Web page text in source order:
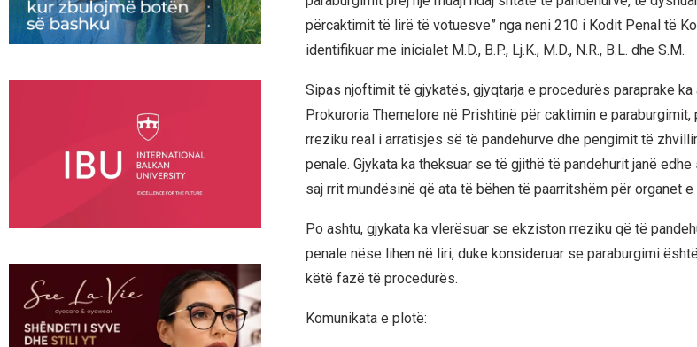
përcaktimit të lirë të votuesve” nga neni 210 i Kodit Penal të
identifikuar me inicialet M.D., B.P., Lj.K., M.D., N.R., B.L. dhe S.M.
Sipas njoftimit të gjykatës, gjyqtarja e procedurës paraprake ka
Prokuroria Themelore në Prishtinë për caktimin e
rreziku real i arratisjes së të pandehurve dhe pengimit të
penale. Gjykata ka theksuar se të gjithë të pandehurit janë
saj rrit mundësinë që ata të bëhen të paarritshëm për organet
Po ashtu, gjykata ka vlerësuar se ekziston rreziku që të
penale nëse lihen në liri, duke konsideruar se paraburgimi
këtë fazë të procedurës.
Komunikata e plotë: